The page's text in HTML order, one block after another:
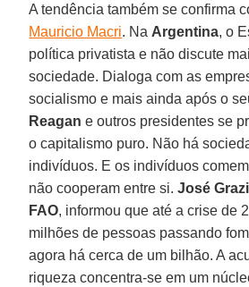
A tendência também se confirma
Mauricio Macri. Na Argentina, o
política privatista e não discute
sociedade. Dialoga com as
socialismo e mais ainda após o
Reagan e outros presidentes se
o capitalismo puro. Não há
indivíduos. E os indivíduos
não cooperam entre si.José
FAO, informou que até a crise de
milhões de pessoas passando
agora há cerca de um bilhão. A
riqueza concentra-se em um